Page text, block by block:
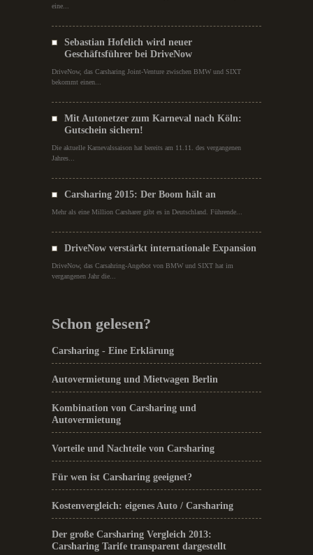
eine...
Sebastian Hofelich wird neuer
Geschäftsführer bei DriveNow
DriveNow, das Carsharing Joint-Venture zwischen BMW und SIXT
bekommt einen...
Mit Autonetzer zum Karneval nach Köln:
Gutschein sichern!
Die aktuelle Karnevalssaison hat bereits am 11.11. des vergangenen
Jahres...
Carsharing 2015: Der Boom hält an
Mehr als eine Million Carsharer gibt es in Deutschland. Führende...
DriveNow verstärkt internationale Expansion
DriveNow, das Carsahring-Angebot von BMW und SIXT hat im
vergangenen Jahr die...
Schon gelesen?
Carsharing - Eine Erklärung
Autovermietung und Mietwagen Berlin
Kombination von Carsharing und
Autovermietung
Vorteile und Nachteile von Carsharing
Für wen ist Carsharing geeignet?
Kostenvergleich: eigenes Auto / Carsharing
Der große Carsharing Vergleich 2013:
Carsharing Tarife transparent dargestellt